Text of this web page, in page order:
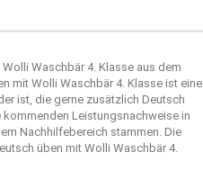
Waschbär 4. Klasse aus dem
mit Wolli Waschbär 4. Klasse ist eine
ist, die gerne zusätzlich Deutsch
Leistungsnachweise in
Nachhilfebereich stammen. Die
üben mit Wolli Waschbär 4.